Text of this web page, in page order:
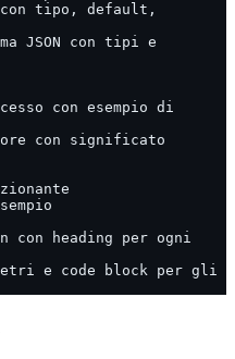
tipo, default,
JSON con tipi e
con esempio di
con significato
con heading per ogni
e code block per gli